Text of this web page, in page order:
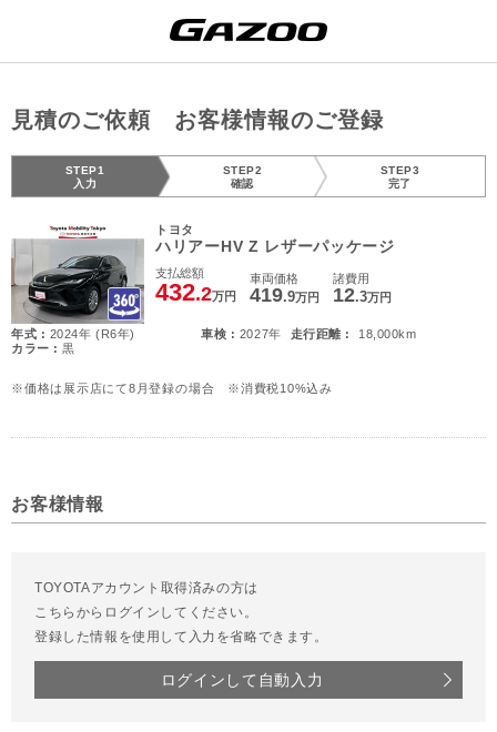
見積のご依頼 お客様情報のご登録
STEP1
入力
STEP2
確認
STEP3
完了
トヨタ
ハリアーHV Z レザーパッケージ
支払総額
432.2万円
車両価格
419.9万円
諸費用
12.3万円
年式 : 2024年 (R6年) 車検 : 2027年 走行距離 :
18,000km
カラー :黒
※価格は展示店にて8月登録の場合 ※消費税10%込み
お客様情報
TOYOTAアカウント取得済みの方は
こちらからログインしてください。
登録した情報を使用して入力を省略できます。
ログインして自動入力